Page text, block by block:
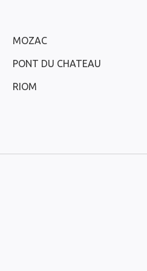
MOZAC
PONT DU CHATEAU
RIOM